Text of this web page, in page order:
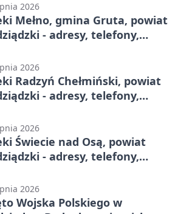
2026
Mełno, gmina Gruta, powiat
- adresy, telefony,
2026
Radzyń Chełmiński, powiat
- adresy, telefony,
2026
Świecie nad Osą, powiat
- adresy, telefony,
2026
Wojska Polskiego w